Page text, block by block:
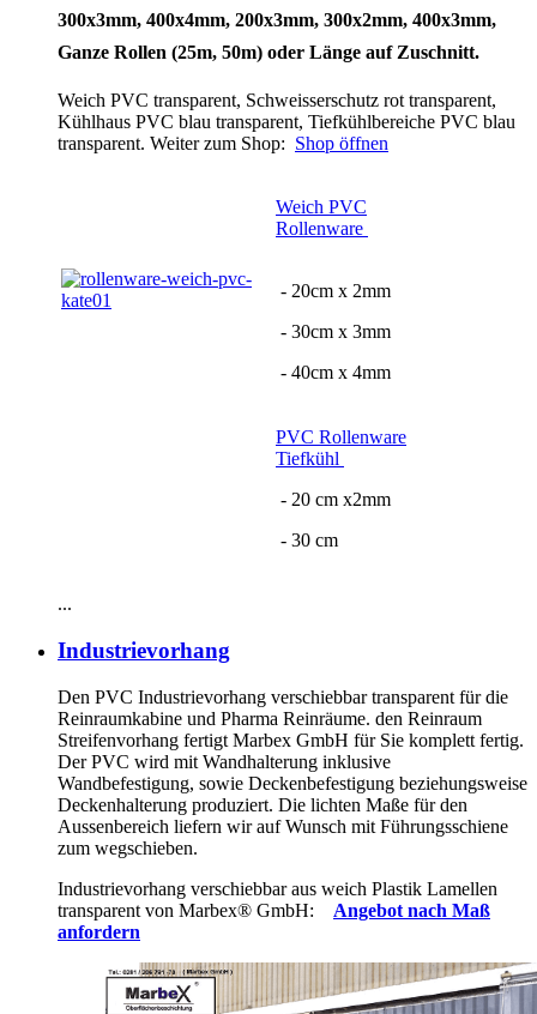
300x3mm, 400x4mm, 200x3mm, 300x2mm, 400x3mm,
Ganze Rollen (25m, 50m) oder Länge auf Zuschnitt.
Weich PVC transparent, Schweisserschutz rot transparent,
Kühlhaus PVC blau transparent, Tiefkühlbereiche PVC blau
transparent. Weiter zum Shop: Shop öffnen
Weich PVC
Rollenware
- 20cm x 2mm
- 30cm x 3mm
- 40cm x 4mm
PVC Rollenware
Tiefkühl
- 20 cm x2mm
- 30 cm
...
Industrievorhang
Den PVC Industrievorhang verschiebbar transparent für die
Reinraumkabine und Pharma Reinräume. den Reinraum
Streifenvorhang fertigt Marbex GmbH für Sie komplett fertig.
Der PVC wird mit Wandhalterung inklusive
Wandbefestigung, sowie Deckenbefestigung beziehungsweise
Deckenhalterung produziert. Die lichten Maße für den
Aussenbereich liefern wir auf Wunsch mit Führungsschiene
zum wegschieben.
Industrievorhang verschiebbar aus weich Plastik Lamellen
transparent von Marbex® GmbH:
Angebot nach Maß
anfordern